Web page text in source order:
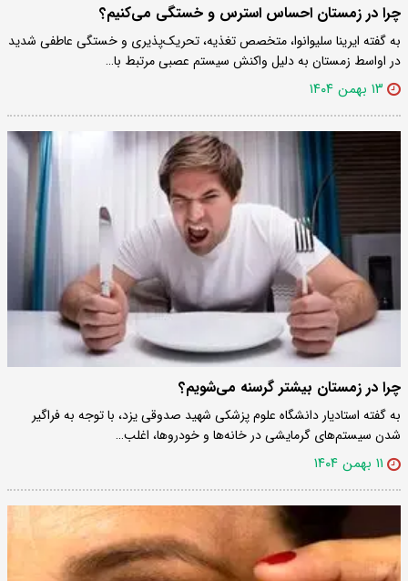
چرا در زمستان احساس استرس و خستگی می‌کنیم؟
به گفته ایرینا سلیوانوا، متخصص تغذیه، تحریک‌پذیری و خستگی عاطفی شدید
در اواسط زمستان به دلیل واکنش سیستم عصبی مرتبط با…
۱۳ بهمن ۱۴۰۴
چرا در زمستان بیشتر گرسنه می‌شویم؟
به گفته استادیار دانشگاه علوم پزشکی شهید صدوقی یزد، با توجه به فراگیر
شدن سیستم‌های گرمایشی در خانه‌ها و خودروها، اغلب…
۱۱ بهمن ۱۴۰۴